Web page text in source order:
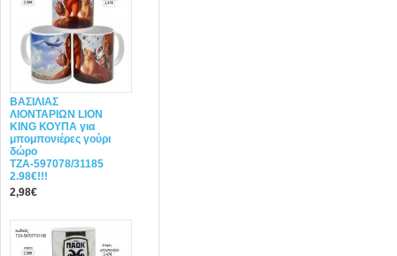
ΒΑΣΙΛΙΑΣ
ΛΙΟΝΤΑΡΙΩΝ LION
KING ΚΟΥΠΑ για
μπομπονιέρες γούρι
δώρο
ΤΖΑ-597078/31185
2.98€!!!
2,98€